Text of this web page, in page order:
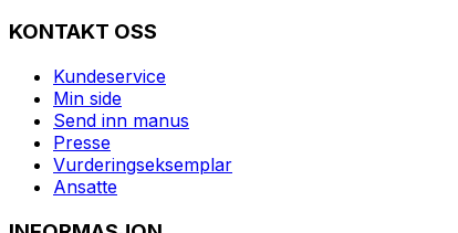
KONTAKT OSS
Kundeservice
Min side
Send inn manus
Presse
Vurderingseksemplar
Ansatte